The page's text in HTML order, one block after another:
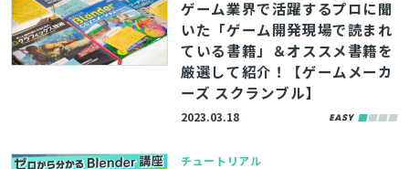
ゲーム業界で活躍するプロに聞
いた「ゲーム開発現場で読まれ
ている書籍」＆オススメ書籍を
厳選して紹介！【ゲームメーカ
ーズ スクランブル】
2023.03.18
チュートリアル